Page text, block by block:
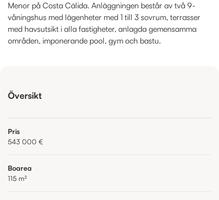
Menor på Costa Cálida. Anläggningen består av två 9-
våningshus med lägenheter med 1 till 3 sovrum, terrasser
med havsutsikt i alla fastigheter, anlagda gemensamma
områden, imponerande pool, gym och bastu.
Översikt
Pris
543 000 €
Boarea
115 m²